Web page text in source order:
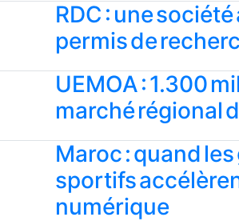
RDC : une
permis de
UEMOA : 1.300
marché régional
Maroc : quand
sportifs
numérique